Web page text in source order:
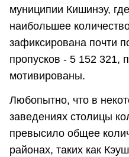
муниципии Кишинэу,
наибольшее
зафиксирована почти
пропусков - 5 152 321,
мотивированы.
Любопытно, что в
заведениях столицы
превысило общее
районах, таких как